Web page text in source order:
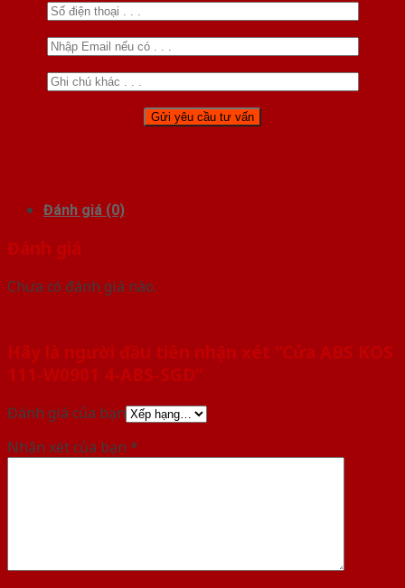
Đánh giá (0)
Đánh giá
Chưa có đánh giá nào.
Hãy là người đầu tiên nhận xét “Cửa ABS KOS
111-W0901 4-ABS-SGD”
Đánh giá của bạn
Nhận xét của bạn *